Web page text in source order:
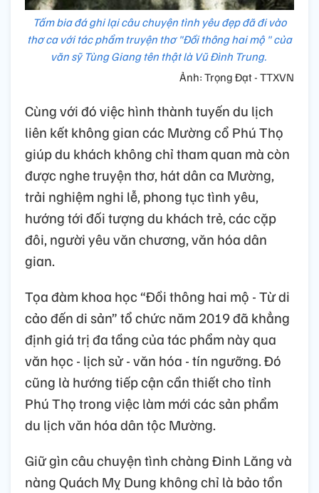
Tấm bia đá ghi lại câu chuyện tình yêu đẹp đã đi vào
thơ ca với tác phẩm truyện thơ "Đồi thông hai mộ " của
văn sỹ Tùng Giang tên thật là Vũ Đình Trung.
Ảnh: Trọng Đạt - TTXVN
Cùng với đó việc hình thành tuyến du lịch
liên kết không gian các Mường cổ Phú Thọ
giúp du khách không chỉ tham quan mà còn
được nghe truyện thơ, hát dân ca Mường,
trải nghiệm nghi lễ, phong tục tình yêu,
hướng tới đối tượng du khách trẻ, các cặp
đôi, người yêu văn chương, văn hóa dân
gian.
Tọa đàm khoa học “Đồi thông hai mộ - Từ di
cảo đến di sản” tổ chức năm 2019 đã khẳng
định giá trị đa tầng của tác phẩm này qua
văn học - lịch sử - văn hóa - tín ngưỡng. Đó
cũng là hướng tiếp cận cần thiết cho tỉnh
Phú Thọ trong việc làm mới các sản phẩm
du lịch văn hóa dân tộc Mường.
Giữ gìn câu chuyện tình chàng Đinh Lăng và
nàng Quách Mỵ Dung không chỉ là bảo tồn